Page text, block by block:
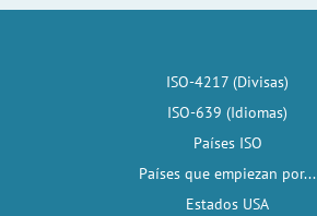
ISO-4217 (Divisas)
ISO-639 (Idiomas)
Países ISO
Países que empiezan por...
Estados USA